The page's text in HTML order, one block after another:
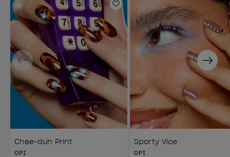
Ajouter aux favoris
Chee-duh Print
OPI
Sporty Vice
OPI
Previous Next